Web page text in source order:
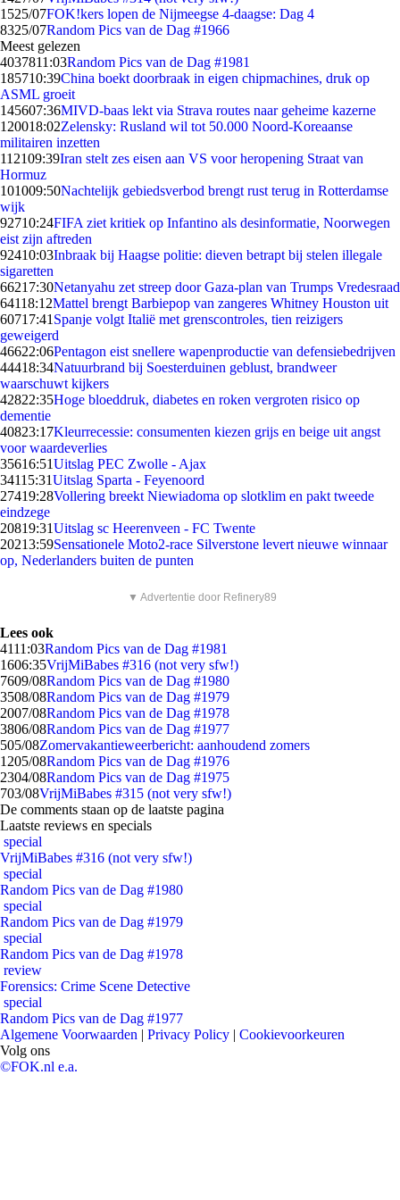
1525/07FOK!kers lopen de Nijmeegse 4-daagse: Dag 4
8325/07Random Pics van de Dag #1966
Meest gelezen
4037811:03Random Pics van de Dag #1981
185710:39China boekt doorbraak in eigen chipmachines, druk op
ASML groeit
145607:36MIVD-baas lekt via Strava routes naar geheime kazerne
120018:02Zelensky: Rusland wil tot 50.000 Noord-Koreaanse
militairen inzetten
112109:39Iran stelt zes eisen aan VS voor heropening Straat van
Hormuz
101009:50Nachtelijk gebiedsverbod brengt rust terug in Rotterdamse
wijk
92710:24FIFA ziet kritiek op Infantino als desinformatie, Noorwegen
eist zijn aftreden
92410:03Inbraak bij Haagse politie: dieven betrapt bij stelen illegale
sigaretten
66217:30Netanyahu zet streep door Gaza-plan van Trumps Vredesraad
64118:12Mattel brengt Barbiepop van zangeres Whitney Houston uit
60717:41 Spanje volgt Italië met grenscontroles, tien reizigers
geweigerd
46622:06Pentagon eist snellere wapenproductie van defensiebedrijven
44418:34Natuurbrand bij Soesterduinen geblust, brandweer
waarschuwt kijkers
42822:35Hoge bloeddruk, diabetes en roken vergroten risico op
dementie
40823:17Kleurrecessie: consumenten kiezen grijs en beige uit angst
voor waardeverlies
35616:51Uitslag PEC Zwolle - Ajax
34115:31Uitslag Sparta - Feyenoord
27419:28Vollering breekt Niewiadoma op slotklim en pakt tweede
eindzege
20819:31Uitslag sc Heerenveen - FC Twente
20213:59Sensationele Moto2-race Silverstone levert nieuwe winnaar
op, Nederlanders buiten de punten
▼ Advertentie door Refinery89
Lees ook
4111:03Random Pics van de Dag #1981
1606:35VrijMiBabes #316 (not very sfw!)
7609/08Random Pics van de Dag #1980
3508/08Random Pics van de Dag #1979
2007/08Random Pics van de Dag #1978
3806/08Random Pics van de Dag #1977
505/08Zomervakantieweerbericht: aanhoudend zomers
1205/08Random Pics van de Dag #1976
2304/08Random Pics van de Dag #1975
703/08VrijMiBabes #315 (not very sfw!)
De comments staan op de laatste pagina
Laatste reviews en specials
special
VrijMiBabes #316 (not very sfw!)
special
Random Pics van de Dag #1980
special
Random Pics van de Dag #1979
special
Random Pics van de Dag #1978
review
Forensics: Crime Scene Detective
special
Random Pics van de Dag #1977
Algemene Voorwaarden | Privacy Policy | Cookievoorkeuren
Volg ons
©FOK.nl e.a.